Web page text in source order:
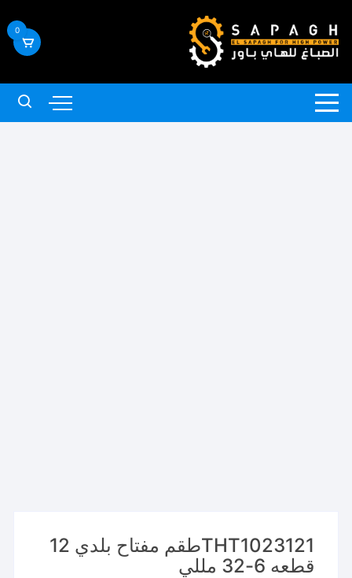
إلى
المحتوى
0
THT1023121طقم مفتاح بلدي 12
قطعه 6-32 مللي